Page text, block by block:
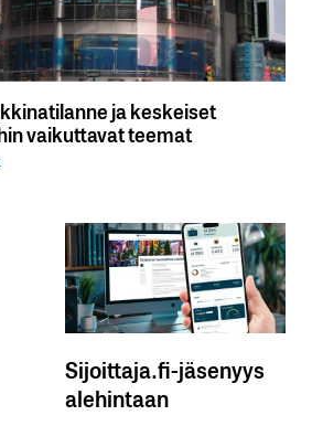
ja keskeiset
vaikuttavat teemat
Sijoittaja.fi-jäsenyys
alehintaan